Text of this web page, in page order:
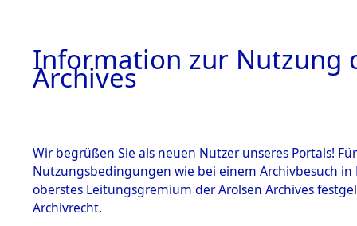
Information zur Nutzung
Archives
Wir begrüßen Sie als neuen Nutzer unseres Portals!
Nutzungsbedingungen wie bei einem Archivbesuch
oberstes Leitungsgremium der Arolsen Archives
Archivrecht.